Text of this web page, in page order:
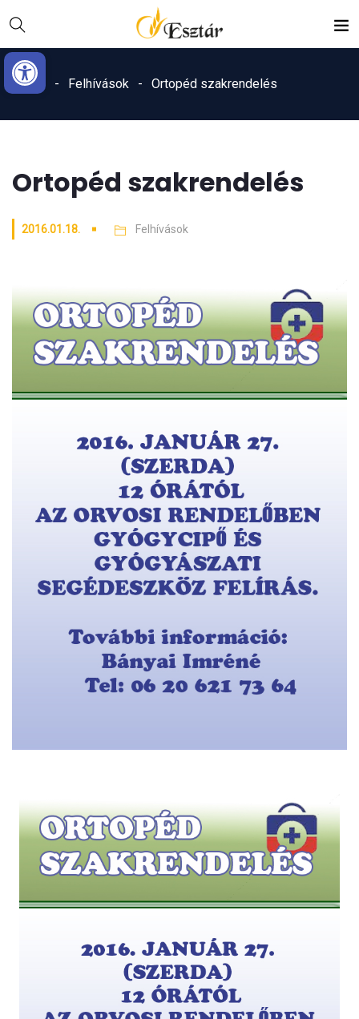
Eszköztár megnyitása
Content
navigációhoz
Home
Felhívások Ortopéd szakrendelés
Ortopéd szakrendelés
2016.01.18. Felhívások